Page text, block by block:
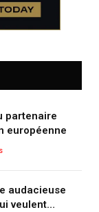
partenaire
européenne
audacieuse
veulent